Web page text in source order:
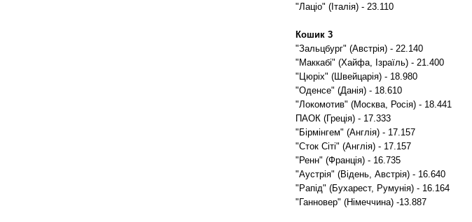
"Лаціо" (Італія) - 23.110
Кошик 3
"Зальцбург" (Австрія) - 22.140
"Маккабі" (Хайфа, Ізраїль) - 21.400
"Цюріх" (Швейцарія) - 18.980
"Оденсе" (Данія) - 18.610
"Локомотив" (Москва, Росія) - 18.441
ПАОК (Греція) - 17.333
"Бірмінгем" (Англія) - 17.157
"Сток Сіті" (Англія) - 17.157
"Ренн" (Франція) - 16.735
"Аустрія" (Відень, Австрія) - 16.640
"Рапід" (Бухарест, Румунія) - 16.164
"Ганновер" (Німеччина) -13.887